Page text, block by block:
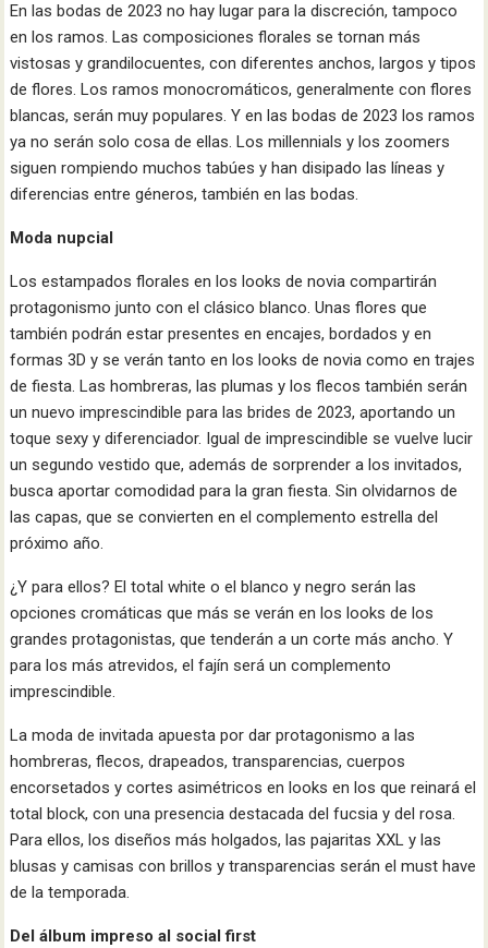
En las bodas de 2023 no hay lugar para la discreción, tampoco
en los ramos. Las composiciones florales se tornan más
vistosas y grandilocuentes, con diferentes anchos, largos y tipos
de flores. Los ramos monocromáticos, generalmente con flores
blancas, serán muy populares. Y en las bodas de 2023 los ramos
ya no serán solo cosa de ellas. Los millennials y los zoomers
siguen rompiendo muchos tabúes y han disipado las líneas y
diferencias entre géneros, también en las bodas.
Moda nupcial
Los estampados florales en los looks de novia compartirán
protagonismo junto con el clásico blanco. Unas flores que
también podrán estar presentes en encajes, bordados y en
formas 3D y se verán tanto en los looks de novia como en trajes
de fiesta. Las hombreras, las plumas y los flecos también serán
un nuevo imprescindible para las brides de 2023, aportando un
toque sexy y diferenciador. Igual de imprescindible se vuelve lucir
un segundo vestido que, además de sorprender a los invitados,
busca aportar comodidad para la gran fiesta. Sin olvidarnos de
las capas, que se convierten en el complemento estrella del
próximo año.
¿Y para ellos? El total white o el blanco y negro serán las
opciones cromáticas que más se verán en los looks de los
grandes protagonistas, que tenderán a un corte más ancho. Y
para los más atrevidos, el fajín será un complemento
imprescindible.
La moda de invitada apuesta por dar protagonismo a las
hombreras, flecos, drapeados, transparencias, cuerpos
encorsetados y cortes asimétricos en looks en los que reinará el
total block, con una presencia destacada del fucsia y del rosa.
Para ellos, los diseños más holgados, las pajaritas XXL y las
blusas y camisas con brillos y transparencias serán el must have
de la temporada.
Del álbum impreso al social first